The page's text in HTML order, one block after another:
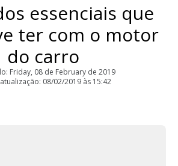
essenciais que
ter com o motor
do carro
Friday, 08 de February de 2019
08/02/2019 às 15:42